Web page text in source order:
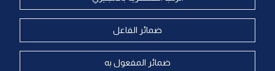
ضمائر الفاعل
ضمائر المفعول به